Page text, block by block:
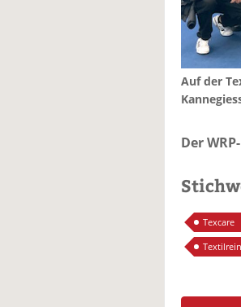
Auf der
Der
Texcare